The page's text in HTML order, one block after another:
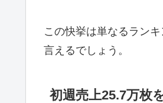
この快挙は単なるラン
言えるでしょう。
初週売上25.7万枚